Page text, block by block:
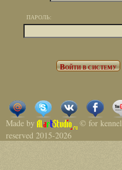
ПАРОЛЬ:
Made by © for kennel
reserved 2015-2026